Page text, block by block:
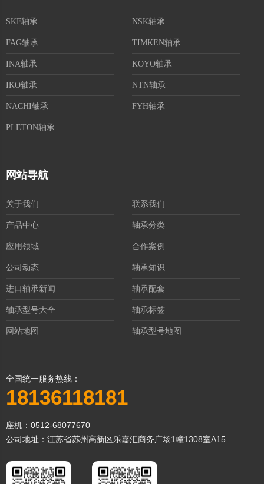
SKF轴承 NSK轴承
FAG轴承 TIMKEN轴承
INA轴承 KOYO轴承
IKO轴承 NTN轴承
NACHI轴承 FYH轴承
PLETON轴承
网站导航
关于我们 联系我们
产品中心 轴承分类
应用领域 合作案例
公司动态 轴承知识
进口轴承新闻 轴承配套
轴承型号大全 轴承标签
网站地图 轴承型号地图
全国统一服务热线：
18136118181
座机：0512-68077670
公司地址：江苏省苏州高新区乐嘉汇商务广场1幢1308室A15